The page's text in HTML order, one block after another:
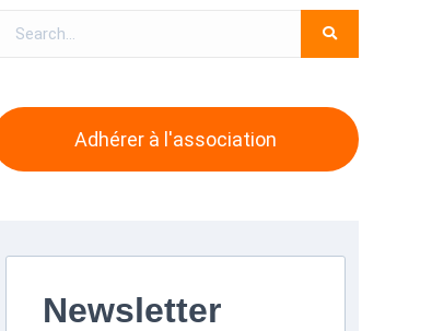
Search
Adhérer à l'association
Newsletter